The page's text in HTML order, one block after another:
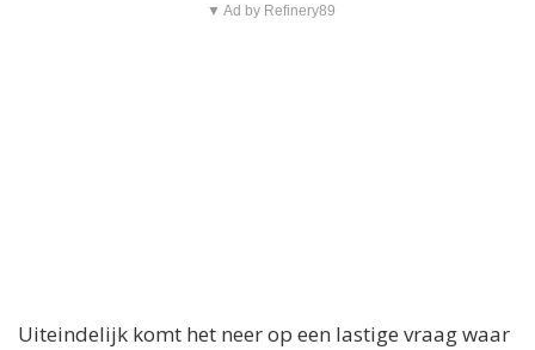
▼ Ad by Refinery89
Uiteindelijk komt het neer op een lastige vraag waar